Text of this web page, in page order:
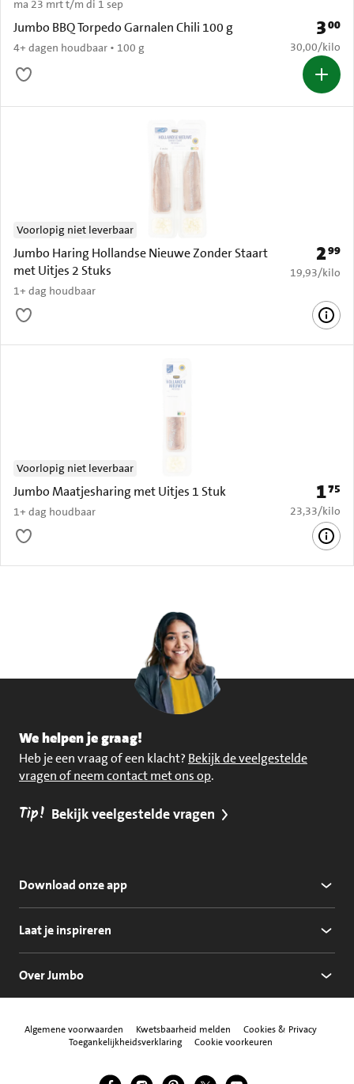
Jumbo BBQ Torpedo Garnalen Chili 100 g
4+ dagen houdbaar • 100 g
ma 23 mrt t/m di 1 sep
Prijs:
300
€ 30,00 per
30,00/kilo
Jumbo Haring Hollandse Nieuwe Zonder Staart
met Uitjes 2 Stuks
1+ dag houdbaar
Voorlopig niet leverbaar
Prijs:
299
€ 19,93 per
19,93/kilo
Jumbo Maatjesharing met Uitjes 1 Stuk
1+ dag houdbaar
Voorlopig niet leverbaar
Prijs:
175
€ 23,33 per
23,33/kilo
We helpen je graag!
Heb je een vraag of een klacht? Bekijk de veelgestelde
vragen of neem contact met ons op.
Tip! Bekijk veelgestelde vragen
Download onze app
Laat je inspireren
Over Jumbo
Algemene voorwaarden Kwetsbaarheid melden
Cookies & Privacy
Toegankelijkheidsverklaring
Cookie voorkeuren
Volg ons